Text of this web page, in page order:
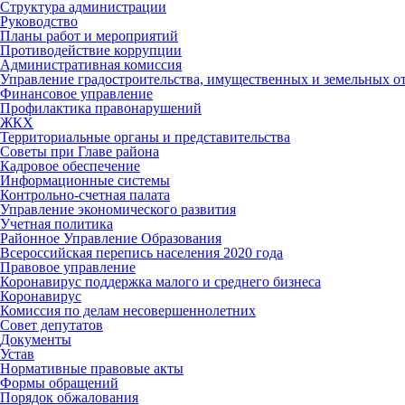
Структура администрации
Руководство
Планы работ и мероприятий
Противодействие коррупции
Административная комиссия
Управление градостроительства, имущественных и земельных
Финансовое управление
Профилактика правонарушений
ЖКХ
Территориальные органы и представительства
Советы при Главе района
Кадровое обеспечение
Информационные системы
Контрольно-счетная палата
Управление экономического развития
Учетная политика
Районное Управление Образования
Всероссийская перепись населения 2020 года
Правовое управление
Коронавирус поддержка малого и среднего бизнеса
Коронавирус
Комиссия по делам несовершеннолетних
Совет депутатов
Документы
Устав
Нормативные правовые акты
Формы обращений
Порядок обжалования